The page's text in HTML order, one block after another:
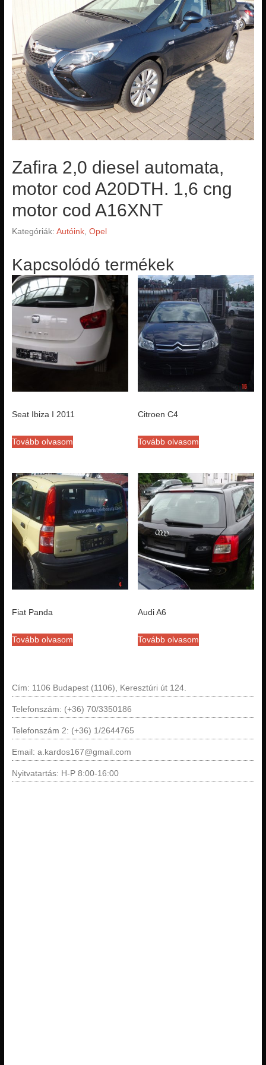
Zafira 2,0 diesel automata,
motor cod A20DTH. 1,6 cng
motor cod A16XNT
Kategóriák: Autóink, Opel
Kapcsolódó termékek
Seat Ibiza I 2011
Tovább olvasom
Citroen C4
Tovább olvasom
Fiat Panda
Tovább olvasom
Audi A6
Tovább olvasom
Cím: 1106 Budapest (1106), Keresztúri út 124.
Telefonszám: (+36) 70/3350186
Telefonszám 2: (+36) 1/2644765
Email: a.kardos167@gmail.com
Nyitvatartás: H-P 8:00-16:00